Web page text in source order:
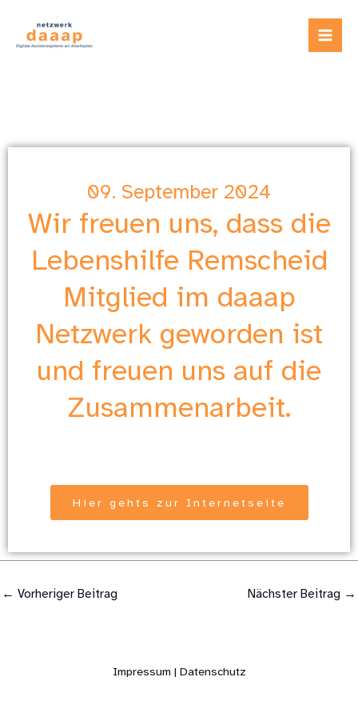
springen
09. September 2024
Wir freuen uns, dass die
Lebenshilfe Remscheid
Mitglied im daaap
Netzwerk geworden ist
und freuen uns auf die
Zusammenarbeit.
Hier gehts zur Internetseite
← Vorheriger Beitrag Nächster Beitrag →
Impressum | Datenschutz